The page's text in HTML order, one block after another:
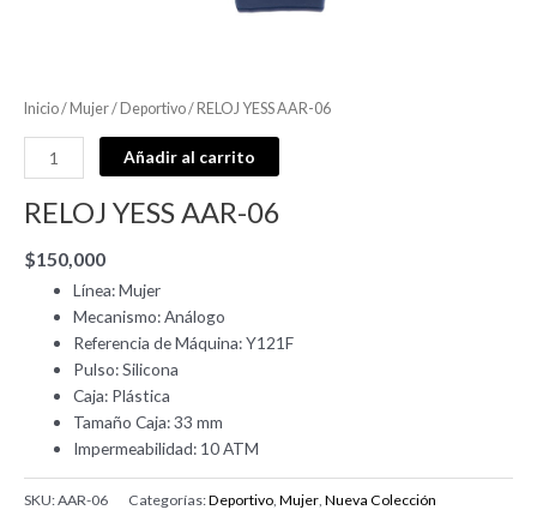
Inicio/Mujer/Deportivo/ RELOJ YESS AAR-06
Añadir al carrito
RELOJ YESS AAR-06
$150,000
Línea: Mujer
Mecanismo: Análogo
Referencia de Máquina: Y121F
Pulso: Silicona
Caja: Plástica
Tamaño Caja: 33 mm
Impermeabilidad: 10 ATM
SKU:AAR-06 Categorías:Deportivo Mujer Nueva Colección